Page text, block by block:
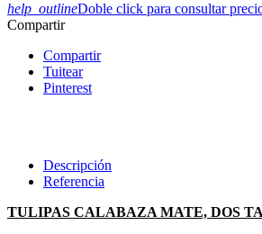
help_outlineDoble click para consultar
Compartir
Compartir
Tuitear
Pinterest
Descripción
Referencia
TULIPAS CALABAZA MATE, DOS